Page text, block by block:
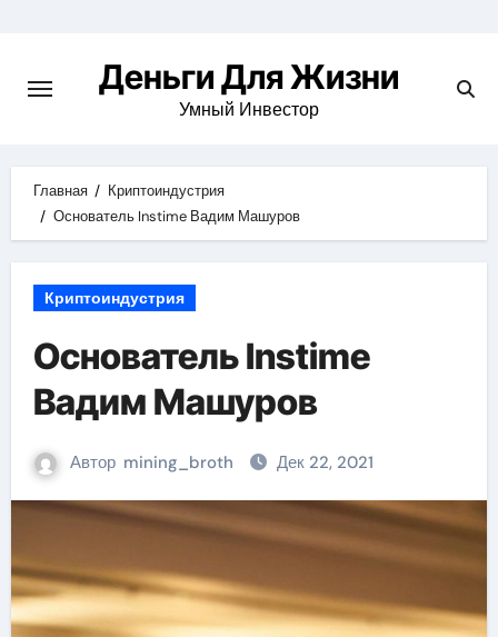
содержимомуДеньги Для Жизни
Умный Инвестор
Главная
Криптоиндустрия
Основатель Instime Вадим Машуров
Криптоиндустрия
Основатель Instime
Вадим Машуров
Автор mining_broth Дек 22, 2021